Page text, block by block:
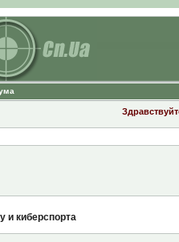
и киберспорта